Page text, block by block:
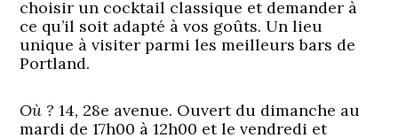
choisir un cocktail classique et demander à
ce qu’il soit adapté à vos goûts. Un lieu
unique à visiter parmi les meilleurs bars de
Portland.
Où ? 14, 28e avenue. Ouvert du dimanche au
mardi de 17h00 à 12h00 et le vendredi et